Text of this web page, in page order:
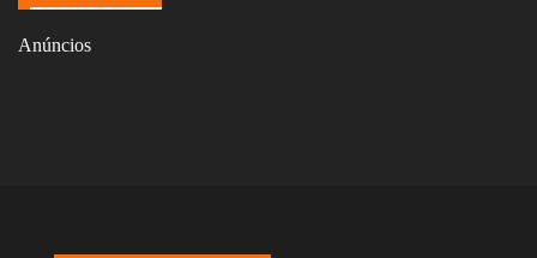
Anúncios